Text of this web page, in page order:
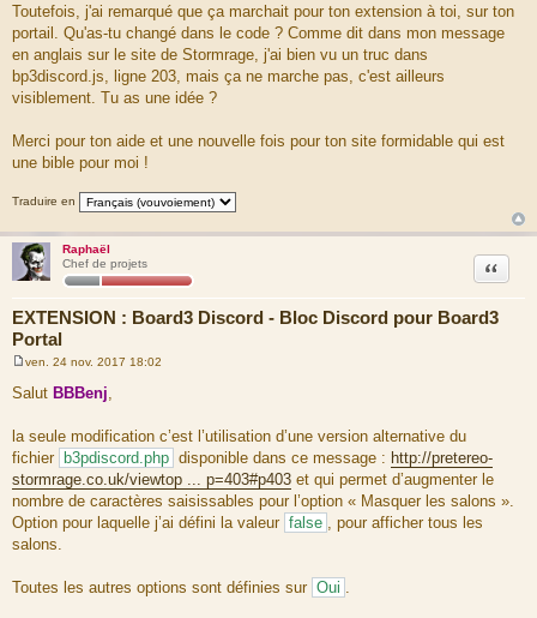
Toutefois, j'ai remarqué que ça marchait pour ton extension à toi, sur ton
portail. Qu'as-tu changé dans le code ? Comme dit dans mon message
en anglais sur le site de Stormrage, j'ai bien vu un truc dans
bp3discord.js, ligne 203, mais ça ne marche pas, c'est ailleurs
visiblement. Tu as une idée ?
Merci pour ton aide et une nouvelle fois pour ton site formidable qui est
une bible pour moi !
Traduire en
Raphaël
Chef de projets
EXTENSION : Board3 Discord - Bloc Discord pour Board3
Portal
Citation
e
s
a
g
e
ven. 24 nov. 2017 18:02
Salut BBBenj,
la seule modification c’est l’utilisation d’une version alternative du
fichier
b3pdiscord.php disponible dans ce message : http://pretereo-
stormrage.co.uk/viewtop ... p=403#p403 et qui permet d’augmenter le
nombre de caractères saisissables pour l’option « Masquer les salons ».
Option pour laquelle j’ai défini la valeur false , pour afficher tous les
salons.
Toutes les autres options sont définies sur Oui .